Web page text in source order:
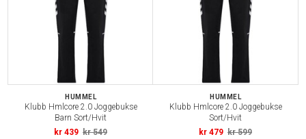
HUMMEL
Klubb Hmlcore 2.0 Joggebukse
Barn Sort/Hvit
kr 439 kr 549
HUMMEL
Klubb Hmlcore 2.0 Joggebukse
Sort/Hvit
kr 479 kr 599